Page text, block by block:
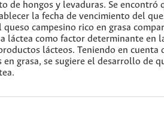
de hongos y levaduras. Se
la fecha de vencimiento del
campesino rico en grasa
láctea como factor determinante en
lácteos. Teniendo en cuenta
grasa, se sugiere el desarrollo de